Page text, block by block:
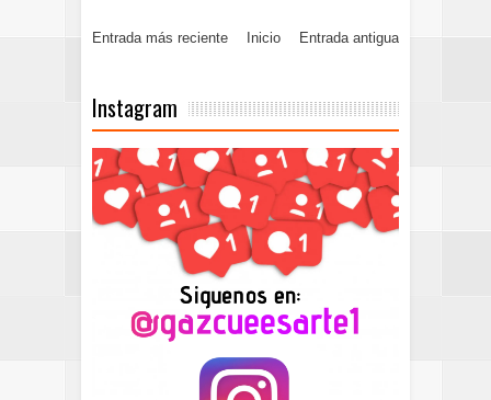
Entrada más reciente Entrada antigua
Inicio
Instagram